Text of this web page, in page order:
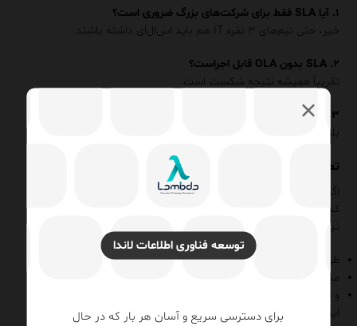
توسعه فناوری اطلاعات لاندا
برای دسترسی سریع و آسان هر بار که در حال
۱. آیا SLA فقط برای شرکت‌های بزرگ ضروری است؟
خیر، حتی تیم‌های ۳ نفره IT هم باید اس‌ال‌ای داشته باشند.
۲. SLA بدون OLA قابل اجراست؟
تقریباً همیشه نتیجه شکست است.
۳. SLA باید سالانه بازبینی شود؟
بله، تغییر اندازه سازمان → تغییر سطح خدمت.
تماس و مشاوره ITIL توسط لاندا
اگر نیاز دارید SLA و OLA واقعی و قابل مانیتور در سازمان پیاده‌سازی
کنید:
تیم
طراحی فرآیند ITSM
مستندسازی
و ساخت
این کار را برای سازمان شما اجرا می‌کند.